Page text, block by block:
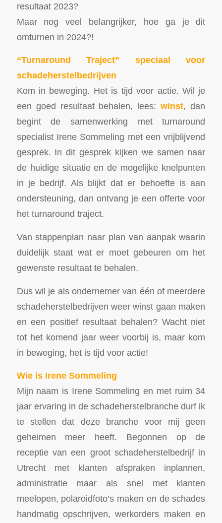
resultaat 2023?
Maar nog veel belangrijker, hoe ga je dit
omturnen in 2024?!
“Turnaround Traject” speciaal voor
schadeherstelbedrijven
Kom in beweging. Het is tijd voor actie. Wil je
een goed resultaat behalen, lees:winst, dan
begint de samenwerking met turnaround
specialist Irene Sommeling met een vrijblijvend
gesprek. In dit gesprek kijken we samen naar
de huidige situatie en de mogelijke knelpunten
in je bedrijf. Als blijkt dat er behoefte is aan
ondersteuning, dan ontvang je een offerte voor
het turnaround traject.
Van stappenplan naar plan van aanpak waarin
duidelijk staat wat er moet gebeuren om het
gewenste resultaat te behalen.
Dus wil je als ondernemer van één of meerdere
schadeherstelbedrijven weer winst gaan maken
en een positief resultaat behalen? Wacht niet
tot het komend jaar weer voorbij is, maar kom
in beweging, het is tijd voor actie!
Wie is Irene Sommeling
Mijn naam is Irene Sommeling en met ruim 34
jaar ervaring in de schadeherstelbranche durf ik
te stellen dat deze branche voor mij geen
geheimen meer heeft. Begonnen op de
receptie van een groot schadeherstelbedrijf in
Utrecht met klanten afspraken inplannen,
administratie maar als snel met klanten
meelopen, polaroidfoto’s maken en de schades
handmatig opschrijven, werkorders maken en